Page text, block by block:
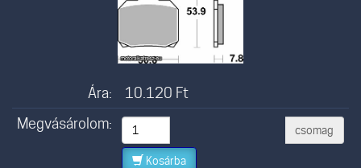
Ára: 10.120 Ft
Megvásárolom:
csomag
Kosárba